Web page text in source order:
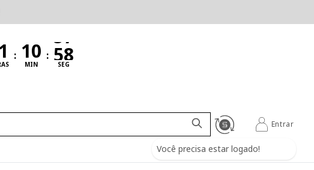
:
MIN
:
SEG
Você precisa estar logado!
Entrar